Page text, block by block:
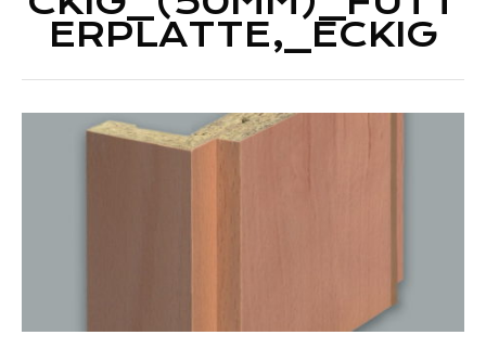
ERPLATTE,_ECKIG